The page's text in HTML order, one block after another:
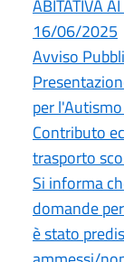
ABITATIVA
16/06/2025
Avviso
per
Contributo
trasporto
Si informa
domande
è stato